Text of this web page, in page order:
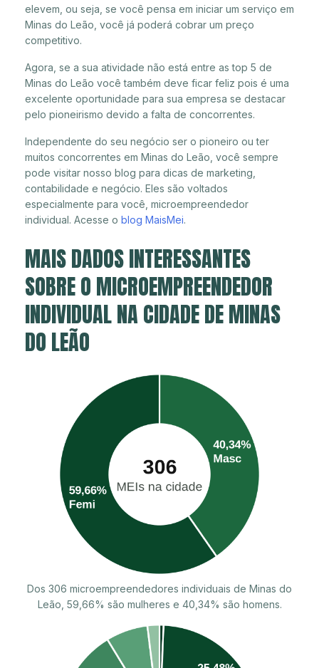
elevem, ou seja, se você pensa em iniciar um serviço em
Minas do Leão, você já poderá cobrar um preço
competitivo.
Agora, se a sua atividade não está entre as top 5 de
Minas do Leão você também deve ficar feliz pois é uma
excelente oportunidade para sua empresa se destacar
pelo pioneirismo devido a falta de concorrentes.
Independente do seu negócio ser o pioneiro ou ter
muitos concorrentes em Minas do Leão, você sempre
pode visitar nosso blog para dicas de marketing,
contabilidade e negócio. Eles são voltados
especialmente para você, microempreendedor
individual. Acesse o blog MaisMei.
MAIS DADOS INTERESSANTES
SOBRE O MICROEMPREENDEDOR
INDIVIDUAL NA CIDADE DE MINAS
DO LEÃO
Dos 306 microempreendedores individuais de Minas do
Leão, 59,66% são mulheres e 40,34% são homens.